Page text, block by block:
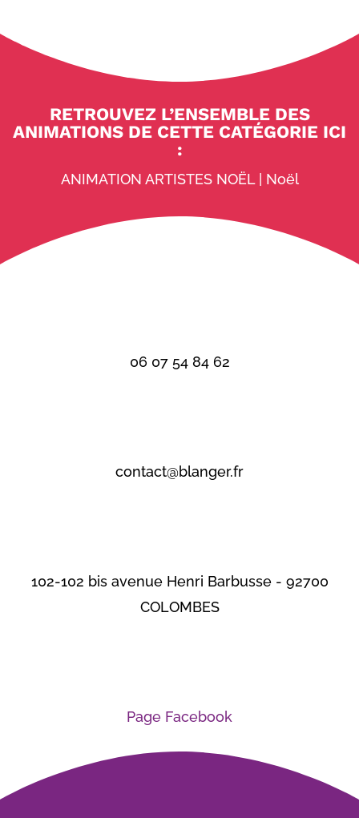
RETROUVEZ L’ENSEMBLE DES
ANIMATIONS DE CETTE CATÉGORIE ICI
:
ANIMATION ARTISTES NOËL| Noël
06 07 54 84 62
contact@blanger.fr
102-102 bis avenue Henri Barbusse - 92700
COLOMBES
Page Facebook